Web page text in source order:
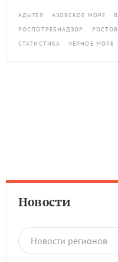
АДЫГЕЯ АЗОВСКОЕ МОРЕ
РОСПОТРЕБНАДЗОР
СТАТИСТИКА
ЧЕРНОЕ МОРЕ
Новости
Новости регионов